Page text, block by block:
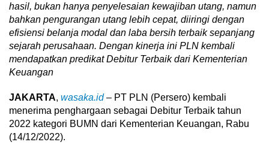
hasil, bukan hanya penyelesaian kewajiban utang, namun
bahkan pengurangan utang lebih cepat, diiringi dengan
efisiensi belanja modal dan laba bersih terbaik sepanjang
sejarah perusahaan. Dengan kinerja ini PLN kembali
mendapatkan predikat Debitur Terbaik dari Kementerian
Keuangan
JAKARTA, wasaka.id– PT PLN (Persero) kembali
menerima penghargaan sebagai Debitur Terbaik tahun
2022 kategori BUMN dari Kementerian Keuangan, Rabu
(14/12/2022).